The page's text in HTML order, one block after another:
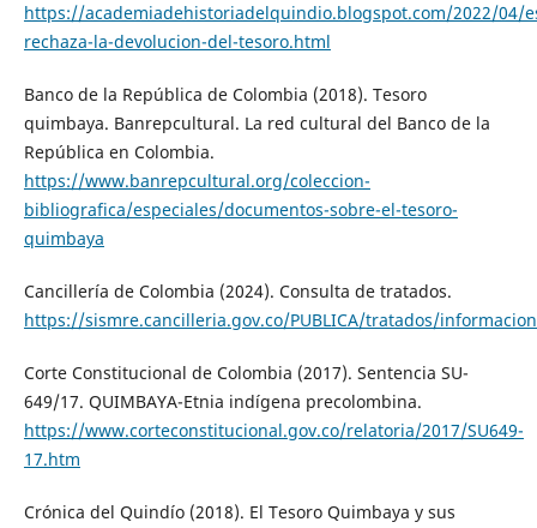
https://academiadehistoriadelquindio.blogspot.com/2022/04/
rechaza-la-devolucion-del-tesoro.html
Banco de la República de Colombia (2018). Tesoro
quimbaya. Banrepcultural. La red cultural del Banco de la
República en Colombia.
https://www.banrepcultural.org/coleccion-
bibliografica/especiales/documentos-sobre-el-tesoro-
quimbaya
Cancillería de Colombia (2024). Consulta de tratados.
https://sismre.cancilleria.gov.co/PUBLICA/tratados/
Corte Constitucional de Colombia (2017). Sentencia SU-
649/17. QUIMBAYA-Etnia indígena precolombina.
https://www.corteconstitucional.gov.co/relatoria/2017/SU649-
17.htm
Crónica del Quindío (2018). El Tesoro Quimbaya y sus